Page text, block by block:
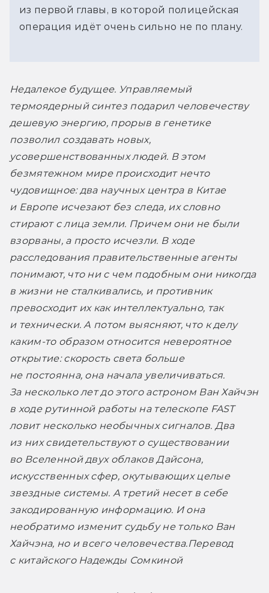
из первой главы, в которой полицейская
операция идёт очень сильно не по плану.
Недалекое будущее. Управляемый
термоядерный синтез подарил человечеству
дешевую энергию, прорыв в генетике
позволил создавать новых,
усовершенствованных людей. В этом
безмятежном мире происходит нечто
чудовищное: два научных центра в Китае
и Европе исчезают без следа, их словно
стирают с лица земли. Причем они не были
взорваны, а просто исчезли. В ходе
расследования правительственные агенты
понимают, что ни с чем подобным они никогда
в жизни не сталкивались, и противник
превосходит их как интеллектуально, так
и технически. А потом выясняют, что к делу
каким-то образом относится невероятное
открытие: скорость света больше
не постоянна, она начала увеличиваться.
За несколько лет до этого астроном Ван Хайчэн
в ходе рутинной работы на телескопе FAST
ловит несколько необычных сигналов. Два
из них свидетельствуют о существовании
во Вселенной двух облаков Дайсона,
искусственных сфер, окутывающих целые
звездные системы. А третий несет в себе
закодированную информацию. И она
необратимо изменит судьбу не только Ван
Хайчэна, но и всего человечества.Перевод
с китайского Надежды Сомкиной